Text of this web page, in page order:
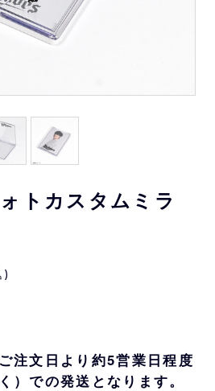
トカスタムミラ
)
注文日より約5営業日程度
）での発送となります。